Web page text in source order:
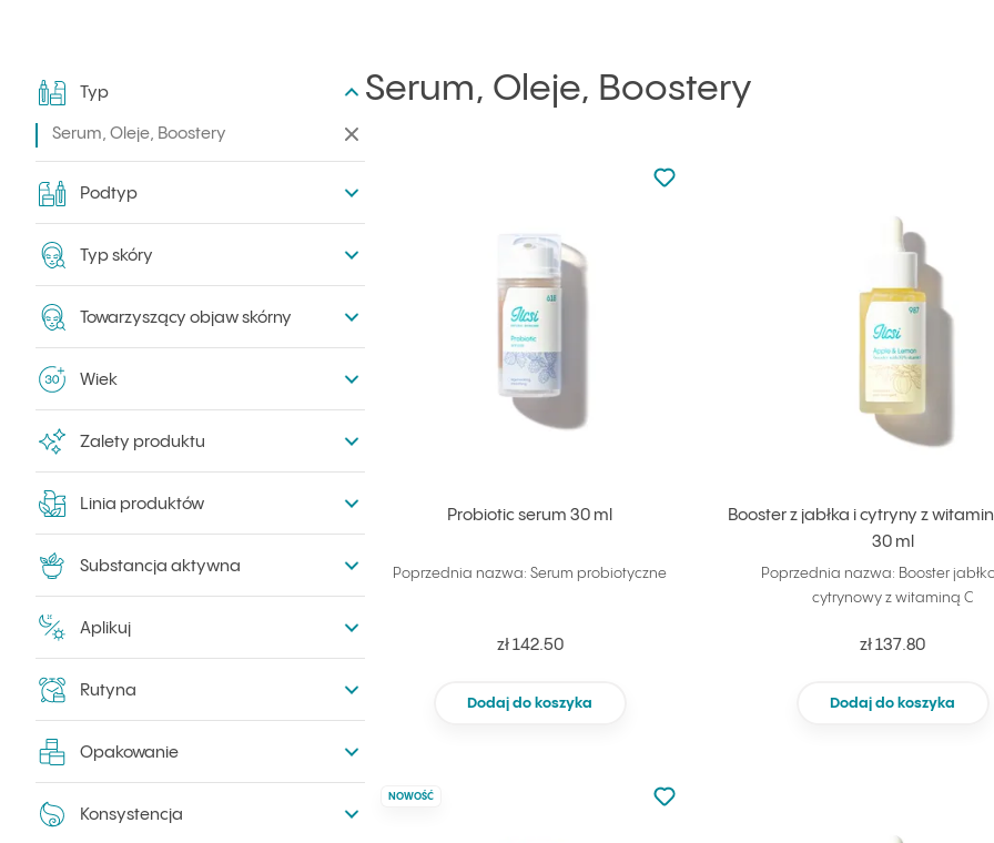
Serum, Oleje,
Boostery
Filtry
Typ
Serum, Oleje, Boostery Zwiń filtry
Podtyp
Typ skóry
Towarzyszący objaw skórny
Wiek
Zalety produktu
Linia produktów
Substancja aktywna
Aplikuj
Rutyna
Opakowanie
Konsystencja
Serum, Oleje, Boostery
Probiotic serum 30 ml
Poprzednia nazwa: Serum probiotyczne
zł 142.50
Dodaj do koszyka
Nie dodano do ulubionych
Dodaj do ulubionych
Booster z jabłka i cytryny z
30 ml
Poprzednia nazwa: Booster
cytrynowy z witaminą C
zł 137.80
Dodaj do koszyka
NOWOŚĆ
Nie dodano do ulubionych
Dodaj do ulubionych